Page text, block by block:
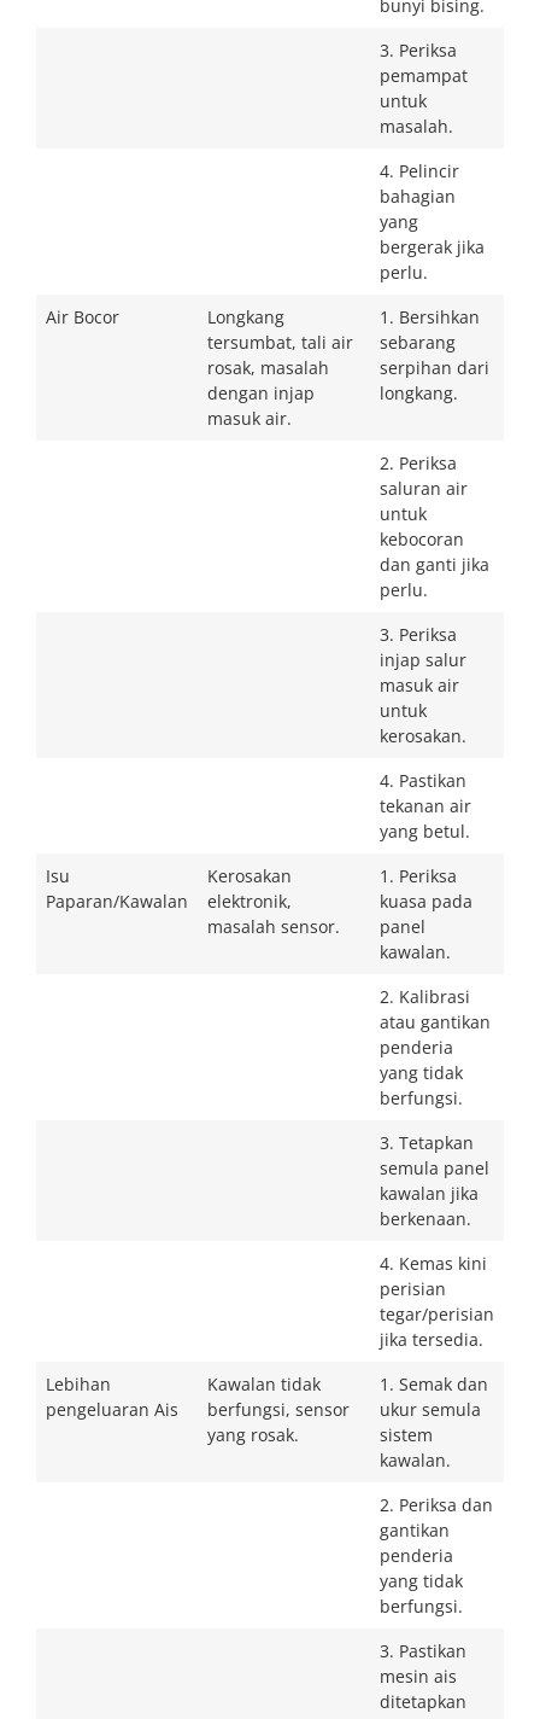
bunyi bising.
3. Periksa
pemampat
untuk
masalah.
4. Pelincir
bahagian
yang
bergerak jika
perlu.
Air Bocor
Longkang
tersumbat, tali air
rosak, masalah
dengan injap
masuk air.
1. Bersihkan
sebarang
serpihan dari
longkang.
2. Periksa
saluran air
untuk
kebocoran
dan ganti jika
perlu.
3. Periksa
injap salur
masuk air
untuk
kerosakan.
4. Pastikan
tekanan air
yang betul.
Isu
Paparan/Kawalan
Kerosakan
elektronik,
masalah sensor.
1. Periksa
kuasa pada
panel
kawalan.
2. Kalibrasi
atau gantikan
penderia
yang tidak
berfungsi.
3. Tetapkan
semula panel
kawalan jika
berkenaan.
4. Kemas kini
perisian
tegar/perisian
jika tersedia.
Lebihan
pengeluaran Ais
Kawalan tidak
berfungsi, sensor
yang rosak.
1. Semak dan
ukur semula
sistem
kawalan.
2. Periksa dan
gantikan
penderia
yang tidak
berfungsi.
3. Pastikan
mesin ais
ditetapkan